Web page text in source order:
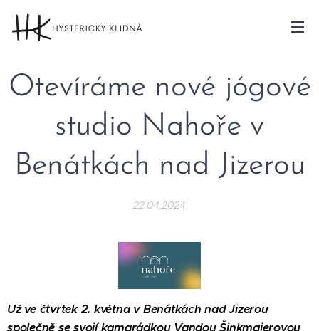
Otevíráme nové jógové
studio Nahoře v
Benátkách nad Jizerou
22.04.2024
Už ve čtvrtek 2. května v Benátkách nad Jizerou
společně se svojí kamarádkou Vandou Šinkmajerovou